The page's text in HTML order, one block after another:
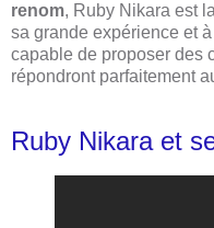
renom, Ruby Nikara est
sa grande expérience et
capable de proposer des
répondront parfaitement
Ruby Nikara et